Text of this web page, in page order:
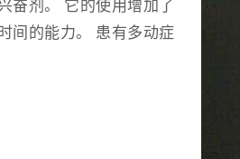
奋剂。 它的使用增加了
间的能力。 患有多动症